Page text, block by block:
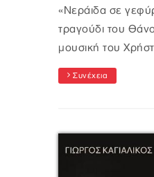
«Νεράιδα σε
τραγούδι του
μουσική του
Συνέχεια